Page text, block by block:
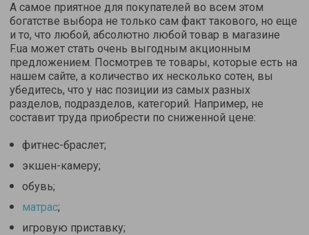
А самое приятное для покупателей во всем этом
богатстве выбора не только сам факт такового, но еще
и то, что любой, абсолютно любой товар в магазине
F.ua может стать очень выгодным акционным
предложением. Посмотрев те товары, которые есть на
нашем сайте, а количество их несколько сотен, вы
убедитесь, что у нас позиции из самых разных
разделов, подразделов, категорий. Например, не
составит труда приобрести по сниженной цене:
фитнес-браслет;
экшен-камеру;
обувь;
матрас;
игровую приставку;